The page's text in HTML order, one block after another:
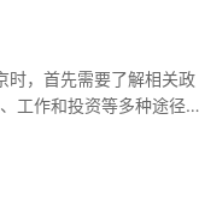
工作和投资等多种途径。